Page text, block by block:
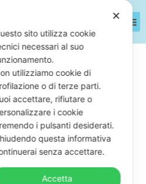
E Saldo E
Il Fondo Di
Come Si
✕
sito utilizza cookie
necessari al suo
utilizziamo cookie di
o di terze parti.
accettare, rifiutare o
i cookie
i pulsanti desiderati.
questa informativa
senza accettare.
Accetta